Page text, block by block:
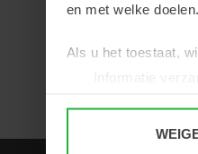
en met welke doelen.
Als u het toestaat,
Informatie
toestemming op